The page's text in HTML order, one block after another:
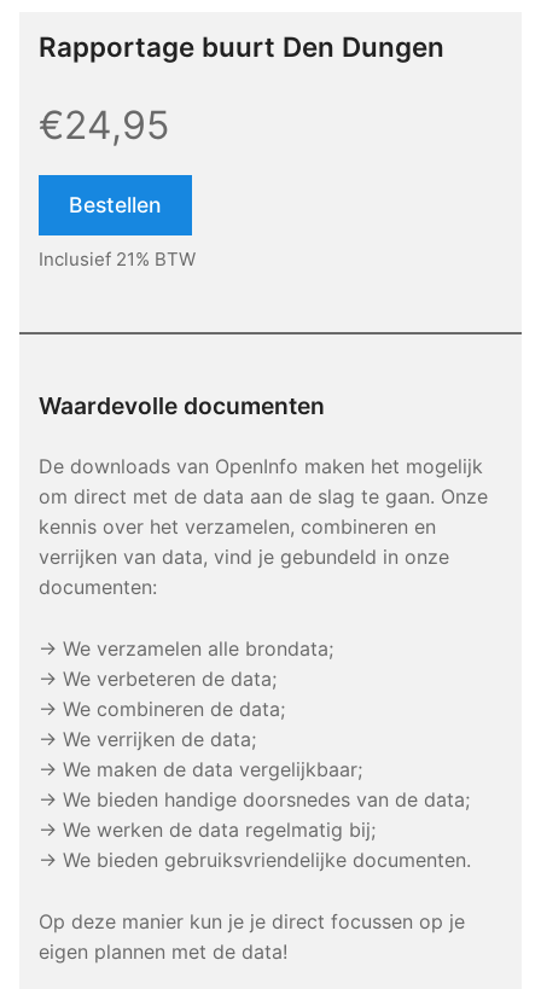
Rapportage buurt Den Dungen
€24,95
Bestellen
Inclusief 21% BTW
Waardevolle documenten
De downloads van OpenInfo maken het mogelijk
om direct met de data aan de slag te gaan. Onze
kennis over het verzamelen, combineren en
verrijken van data, vind je gebundeld in onze
documenten:
→ We verzamelen alle brondata;
→ We verbeteren de data;
→ We combineren de data;
→ We verrijken de data;
→ We maken de data vergelijkbaar;
→ We bieden handige doorsnedes van de data;
→ We werken de data regelmatig bij;
→ We bieden gebruiksvriendelijke documenten.
Op deze manier kun je je direct focussen op je
eigen plannen met de data!